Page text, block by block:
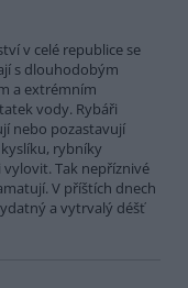
v celé republice se
s dlouhodobým
a extrémním
vody. Rybáři
nebo pozastavují
rybníky
Tak nepříznivé
V příštích dnech
a vytrvalý déšť